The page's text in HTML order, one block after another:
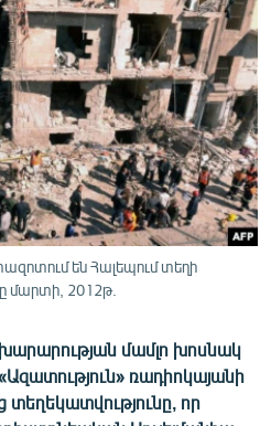
են Հալեպում տեղի
մարտի, 2012թ.
մամլո խոսնակ
ռադիոկայանի
տեղեկատվությունը, որ